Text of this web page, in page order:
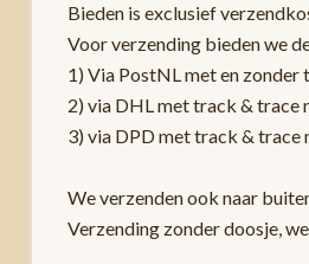
Bieden is exclusief
Voor verzending bieden we
1) Via PostNL met en zonder
2) via DHL met track & trace
3) via DPD met track & trace
We verzenden ook naar
Verzending zonder doosje,